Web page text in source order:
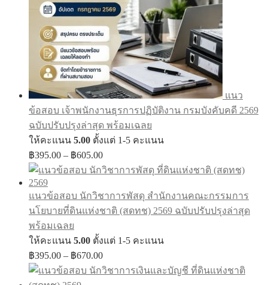
แนว
ข้อสอบ เจ้าพนักงานธุรการปฏิบัติงาน กรมบังคับคดี 2569
ฉบับปรับปรุงล่าสุด พร้อมเฉลย
ให้คะแนน 5.00 ตั้งแต่ 1-5 คะแนน
฿395.00 – ฿605.00Price
฿395.00
฿605.00
แนวข้อสอบ นักวิชาการพัสดุ สำนักงานคณะกรรมการ
นโยบายที่ดินแห่งชาติ (สดทช) 2569 ฉบับปรับปรุงล่าสุด
พร้อมเฉลย
ให้คะแนน 5.00 ตั้งแต่ 1-5 คะแนน
฿395.00 – ฿670.00Price
฿395.00